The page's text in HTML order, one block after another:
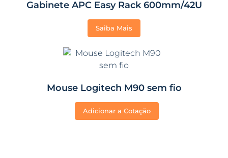
Gabinete APC Easy Rack 600mm/42U
Saiba Mais
Mouse Logitech M90 sem fio
Adicionar a Cotação